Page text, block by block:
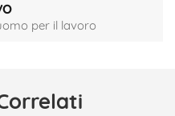
per il lavoro